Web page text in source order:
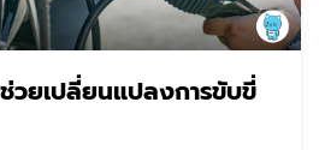
วยเปลี่ยนแปลงการขับขี่